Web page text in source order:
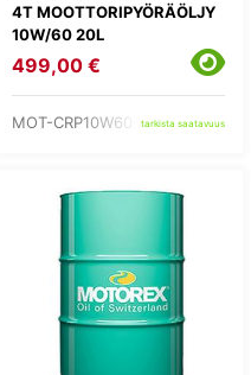
4T MOOTTORIPYÖRÄÖLJY
10W/60 20L
499,00 €
MOT-CRP10W60-20tarkista saatavuus